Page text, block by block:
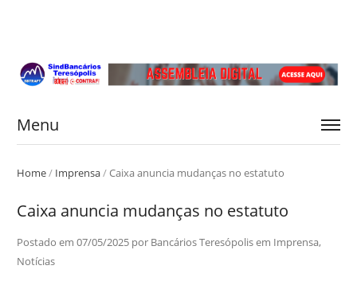
Menu
Home/ Imprensa/Caixa anuncia mudanças no estatuto
Caixa anuncia mudanças no estatuto
Postado em 07/05/2025por Bancários Teresópolisem Imprensa,
Notícias